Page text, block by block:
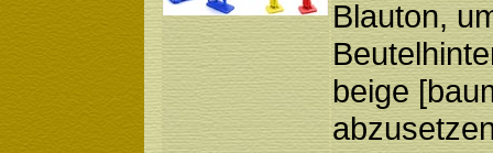
Blauton,
beige